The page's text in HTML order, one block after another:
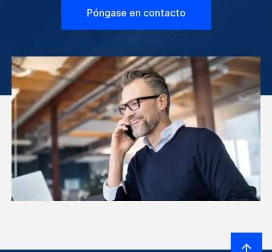
Póngase en contacto